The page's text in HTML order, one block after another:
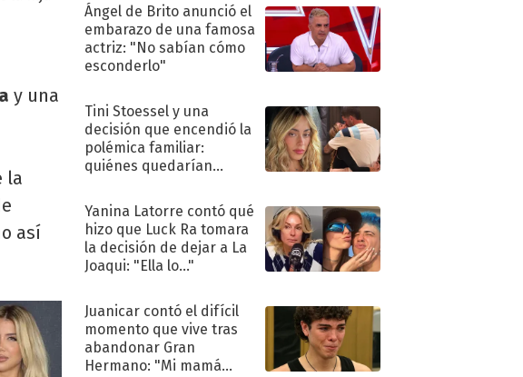
y una
la
así
Ángel de Brito anunció el
embarazo de una famosa
actriz: "No sabían cómo
esconderlo"
Tini Stoessel y una
decisión que encendió la
polémica familiar:
quiénes quedarían
Yanina Latorre contó qué
hizo que Luck Ra tomara
la decisión de dejar a La
Joaqui: "Ella lo..."
Juanicar contó el difícil
momento que vive tras
abandonar Gran
Hermano: "Mi mamá